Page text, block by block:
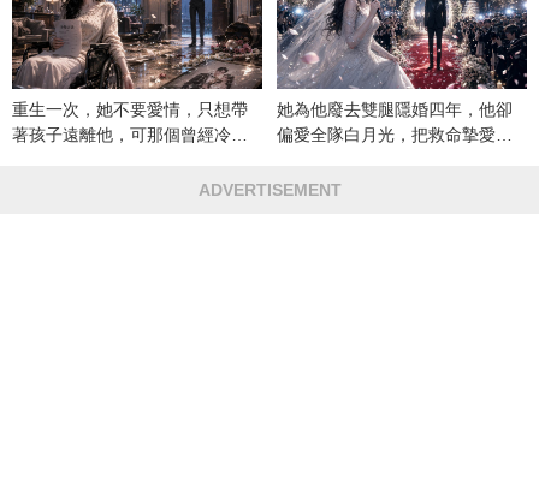
重生一次，她不要愛情，只想帶
著孩子遠離他，可那個曾經冷漠
她為他廢去雙腿隱婚四年，他卻
偏愛全隊白月光，把救命摯愛當
ADVERTISEMENT